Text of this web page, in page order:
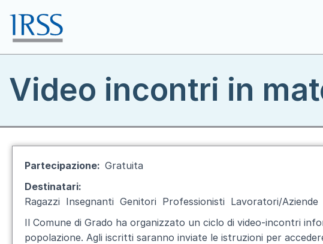
Video incontri in
Partecipazione
Gratuita
Destinatari
Ragazzi Insegnanti Genitori Professionisti Lavoratori/Aziende
Il Comune di Grado ha organizzato un ciclo di video-incontri
popolazione. Agli iscritti saranno inviate le istruzioni per